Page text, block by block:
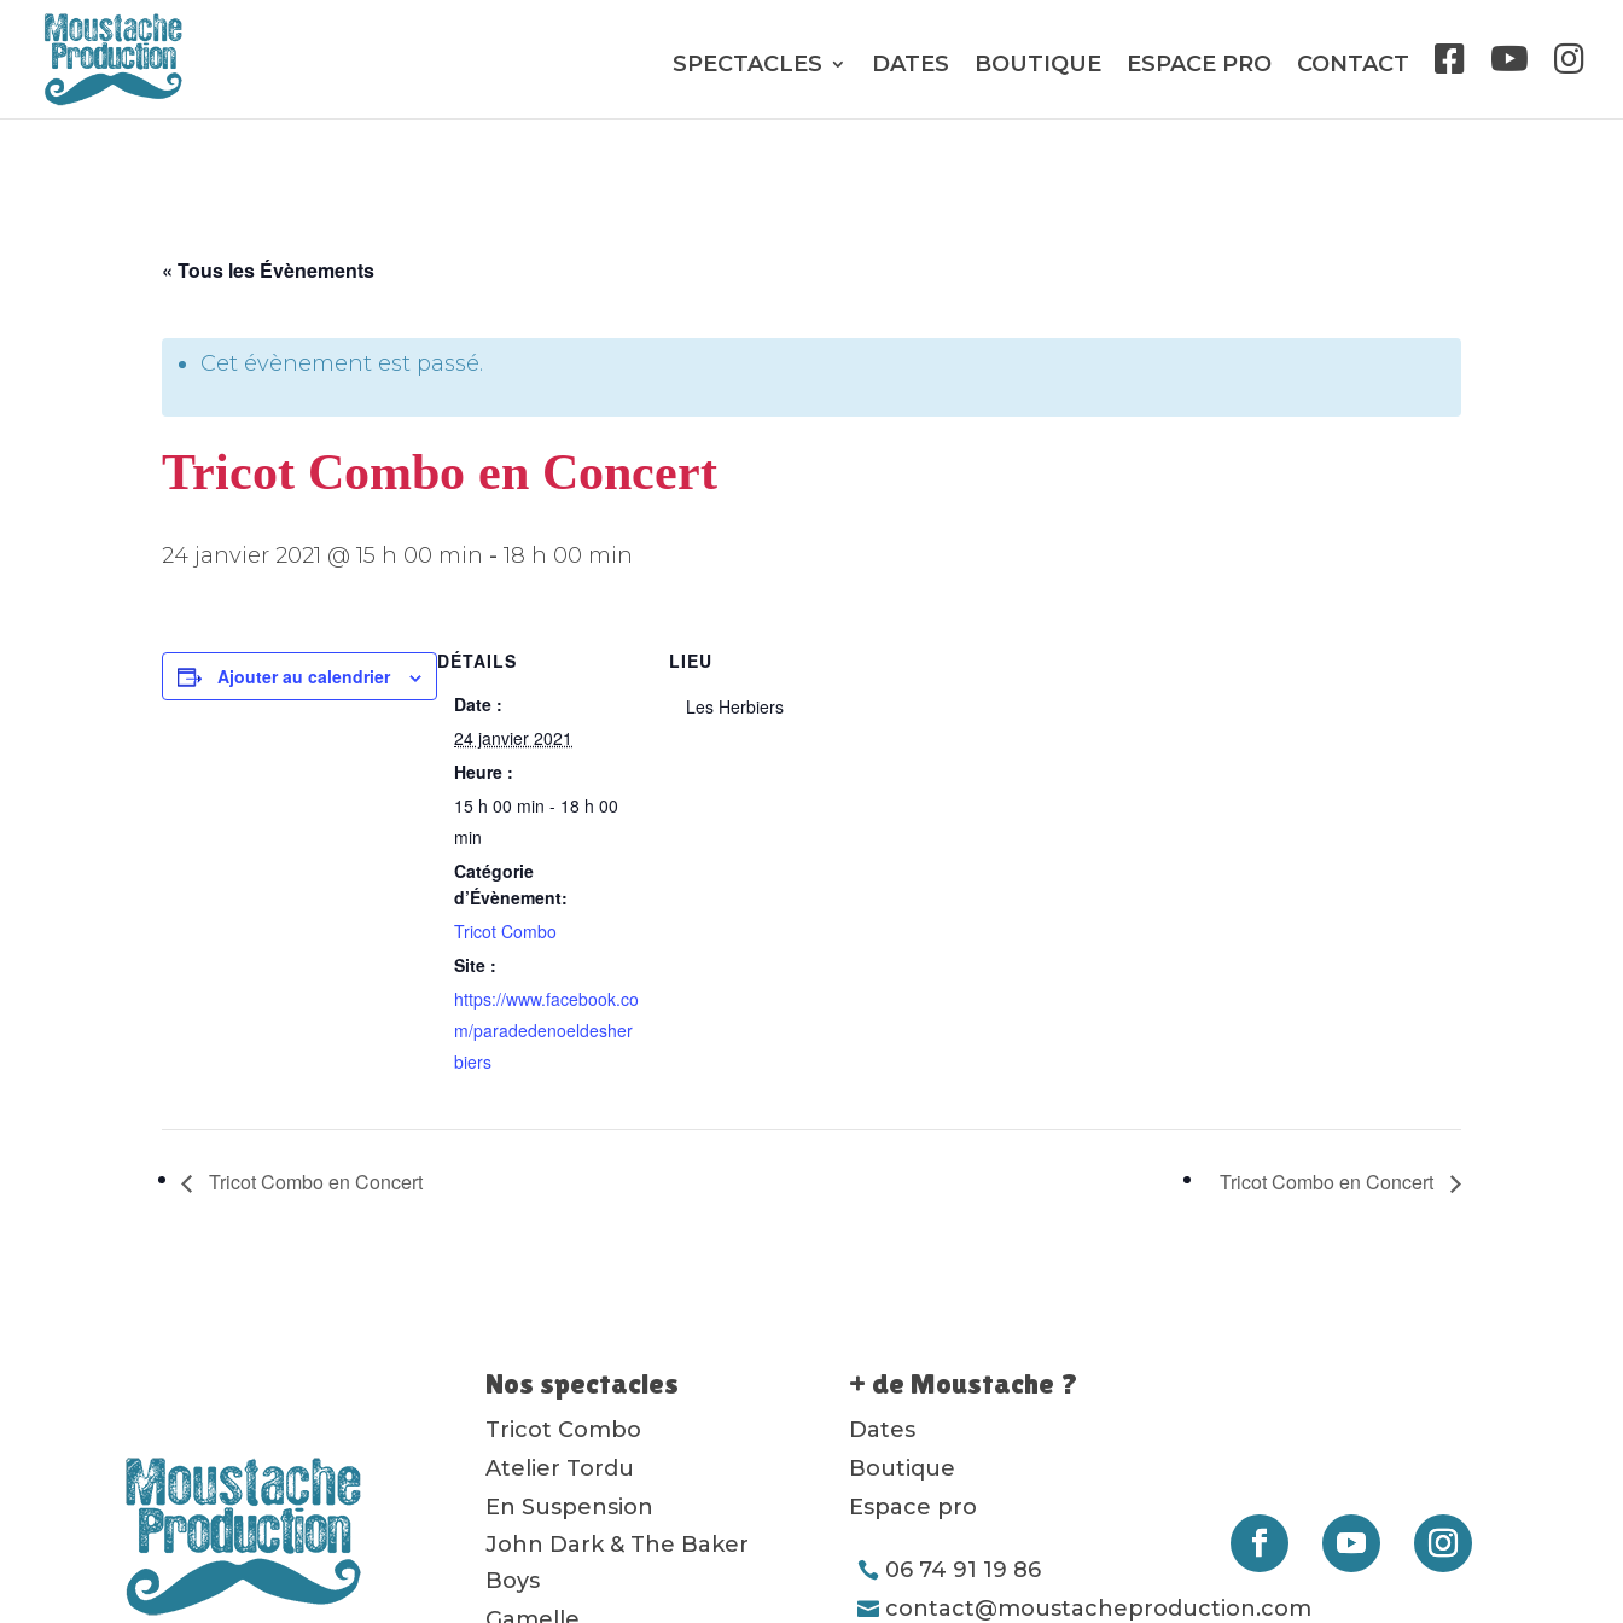
SPECTACLES DATES BOUTIQUE ESPACE PRO CONTACT
« Tous les Évènements
Cet évènement est passé.
Tricot Combo en Concert
24 janvier 2021 @ 15 h 00 min -18 h 00 min
Ajouter au calendrier
DÉTAILS
Date :
24 janvier 2021
Heure :
15 h 00 min - 18 h 00
min
Catégorie
d’Évènement:
Tricot Combo
Site :
https://www.facebook.co
m/paradedenoeldesher
biers
LIEU
Les Herbiers
Tricot Combo en Concert Tricot Combo en Concert
Nos spectacles
Tricot Combo
Atelier Tordu
En Suspension
John Dark & The Baker
Boys
+ de Moustache ?
Dates
Boutique
Espace pro
06 74 91 19 86
contact@moustacheproduction.com